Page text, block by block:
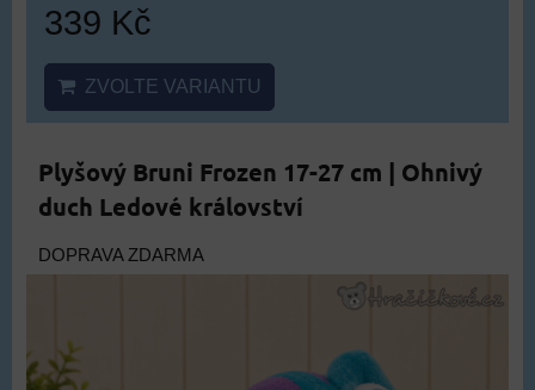
339 Kč
ZVOLTE VARIANTU
Plyšový Bruni Frozen 17-27 cm | Ohnivý
duch Ledové království
DOPRAVA ZDARMA